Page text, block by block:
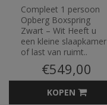
Compleet 1 persoon
Opberg Boxspring
Zwart – Wit Heeft u
een kleine slaapkamer
of last van ruimt..
€549,00
KOPEN